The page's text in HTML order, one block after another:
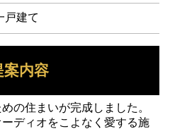
戸建て
案内容
の住まいが完成しました。
ディオをこよなく愛する施